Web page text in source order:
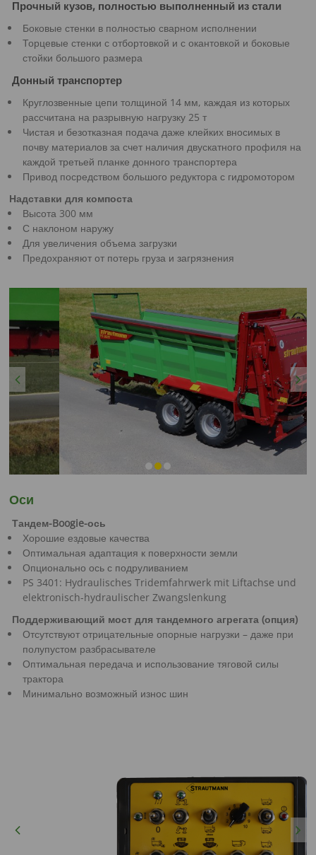
Прочный кузов, полностью выполненный из стали
Боковые стенки в полностью сварном исполнении
Торцевые стенки с отбортовкой и с окантовкой и боковые
стойки большого размера
Донный транспортер
Круглозвенные цепи толщиной 14 мм, каждая из которых
рассчитана на разрывную нагрузку 25 т
Чистая и безотказная подача даже клейких вносимых в
почву материалов за счет наличия двускатного профиля на
каждой третьей планке донного транспортера
Привод посредством большого редуктора с гидромотором
Надставки для компоста
Высота 300 мм
С наклоном наружу
Для увеличения объема загрузки
Предохраняют от потерь груза и загрязнения
Next
Оси
Тандем-Boogie-ось
Хорошие ездовые качества
Оптимальная адаптация к поверхности земли
Опционально ось с подруливанием
PS 3401: Hydraulisches Tridemfahrwerk mit Liftachse und
elektronisch-hydraulischer Zwangslenkung
Поддерживающий мост для тандемного агрегата (опция)
Отсутствуют отрицательные опорные нагрузки – даже при
полупустом разбрасывателе
Оптимальная передача и использование тяговой силы
трактора
Минимально возможный износ шин
Previous